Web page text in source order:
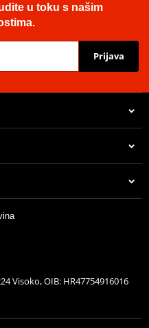
u toku s našim
Prijava
Visoko, OIB: HR47754916016